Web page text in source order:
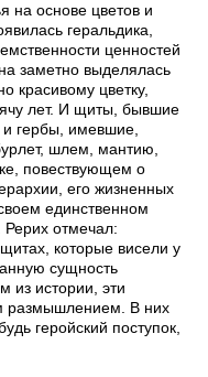
на основе цветов и
геральдика,
ценностей
заметно выделялась
красивому цветку,
лет. И щиты, бывшие
гербы, имевшие,
шлем, мантию,
повествующем о
его жизненных
единственном
Рерих отмечал:
которые висели у
сущность
из истории, эти
размышлением. В них
геройский поступок,